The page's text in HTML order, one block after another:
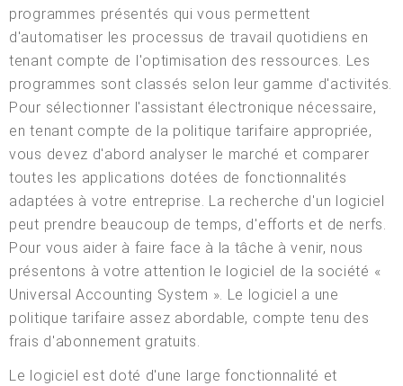
programmes présentés qui vous permettent
d'automatiser les processus de travail quotidiens en
tenant compte de l'optimisation des ressources. Les
programmes sont classés selon leur gamme d'activités.
Pour sélectionner l'assistant électronique nécessaire,
en tenant compte de la politique tarifaire appropriée,
vous devez d'abord analyser le marché et comparer
toutes les applications dotées de fonctionnalités
adaptées à votre entreprise. La recherche d'un logiciel
peut prendre beaucoup de temps, d'efforts et de nerfs.
Pour vous aider à faire face à la tâche à venir, nous
présentons à votre attention le logiciel de la société «
Universal Accounting System ». Le logiciel a une
politique tarifaire assez abordable, compte tenu des
frais d'abonnement gratuits.
Le logiciel est doté d'une large fonctionnalité et